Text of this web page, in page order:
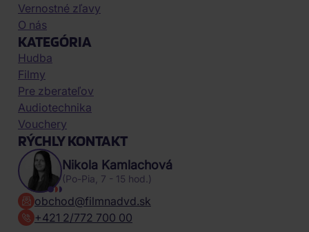
Vernostné zľavy
O nás
KATEGÓRIA
Hudba
Filmy
Pre zberateľov
Audiotechnika
Vouchery
RÝCHLY KONTAKT
Nikola Kamlachová
(Po-Pia, 7 - 15 hod.)
obchod@filmnadvd.sk
+421 2/772 700 00